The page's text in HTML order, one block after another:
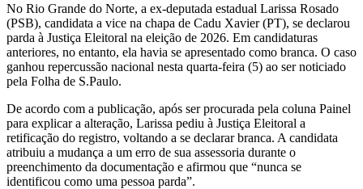
No Rio Grande do Norte, a ex-deputada estadual Larissa Rosado
(PSB), candidata a vice na chapa de Cadu Xavier (PT), se declarou
parda à Justiça Eleitoral na eleição de 2026. Em candidaturas
anteriores, no entanto, ela havia se apresentado como branca. O caso
ganhou repercussão nacional nesta quarta-feira (5) ao ser noticiado
pela Folha de S.Paulo.
De acordo com a publicação, após ser procurada pela coluna Painel
para explicar a alteração, Larissa pediu à Justiça Eleitoral a
retificação do registro, voltando a se declarar branca. A candidata
atribuiu a mudança a um erro de sua assessoria durante o
preenchimento da documentação e afirmou que “nunca se
identificou como uma pessoa parda”.